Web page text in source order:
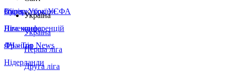
Збірна України
Італія
Німеччина
Франція
Нідерланди
Суперкубок УЄФА
Ліга конференцій
ЛЧ - Top News
Україна
Україна
Перша ліга
Друга ліга